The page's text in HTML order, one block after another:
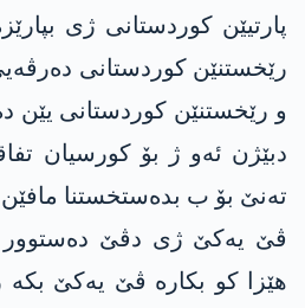
پارتیێن کوردستانی ژی
رێخستنێن کوردستانی
و رێخستنێن کوردستانی یێن
دبێژن ئەو ژ بۆ کورسیان
تەنێ بۆ ب بدەستخستنا مافێن
ڤێ یەکێ ژی دڤێ
ھێزا کو بکارە ڤێ یەکێ